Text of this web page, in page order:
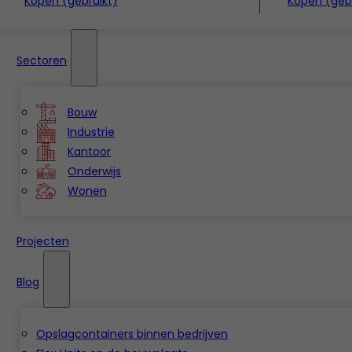
Sectoren
Bouw
Industrie
Kantoor
Onderwijs
Wonen
Projecten
Blog
Opslagcontainers binnen bedrijven